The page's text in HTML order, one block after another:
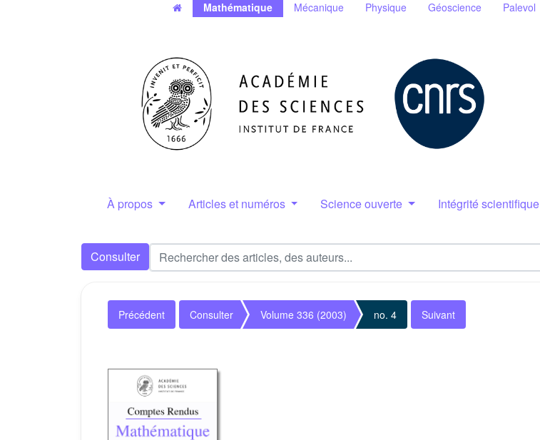
Mathématique Mécanique Physique Géoscience Palevol
À propos Articles et numéros Science ouverte Intégrité scientifique
Consulter
Précédent Consulter Volume 336 (2003) no. 4 Suivant